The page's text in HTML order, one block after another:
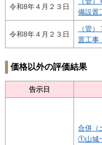
令和8年４月２３日
備設置
令和8年４月２３日
（管
置工事
価格以外の評価結果
告示日
合併（
①山城